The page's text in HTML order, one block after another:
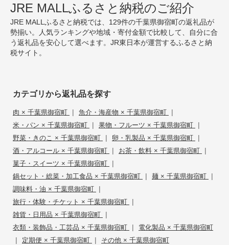
JRE MALLふるさと納税のご紹介
JRE MALLふるさと納税では、129件の千葉県御宿町の返礼品が
勢揃い。人気ランキングや地域・寄付金額で比較して、自分に合
う返礼品を安心して選べます。JR東日本が運営するふるさと納
税サイト。
カテゴリから返礼品を探す
肉 × 千葉県御宿町 | 魚介・海産物 × 千葉県御宿町 |
米・パン × 千葉県御宿町 | 果物・フルーツ × 千葉県御宿町 |
野菜・きのこ × 千葉県御宿町 | 卵・乳製品 × 千葉県御宿町 |
酒・アルコール × 千葉県御宿町 | お茶・飲料 × 千葉県御宿町 |
菓子・スイーツ × 千葉県御宿町 |
鍋セット・総菜・加工食品 × 千葉県御宿町 | 麺 × 千葉県御宿町 |
調味料・油 × 千葉県御宿町 |
旅行・体験・チケット × 千葉県御宿町 |
雑貨・日用品 × 千葉県御宿町 |
衣類・装飾品・工芸品 × 千葉県御宿町 | 電化製品 × 千葉県御宿町
| 定期便 × 千葉県御宿町 | その他 × 千葉県御宿町